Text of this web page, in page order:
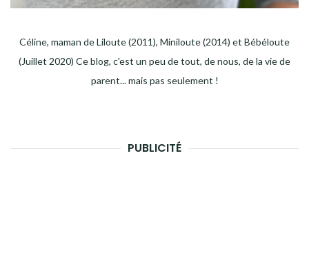
Céline, maman de Liloute (2011), Miniloute (2014) et Bébéloute
(Juillet 2020) Ce blog, c'est un peu de tout, de nous, de la vie de
parent... mais pas seulement !
PUBLICITÉ